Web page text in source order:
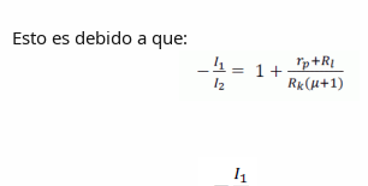
Esto es debido a que: